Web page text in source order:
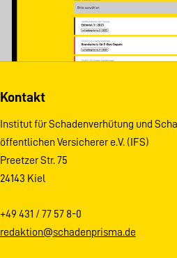
Kontakt
Institut für Schadenverhütung und
öffentlichen Versicherer e.V. (IFS)
Preetzer Str. 75
24143 Kiel
+49 431 / 77 57 8-0
redaktion@schadenprisma.de